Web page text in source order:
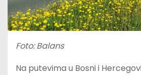
Foto: Balans
Na putevima u Bosni i